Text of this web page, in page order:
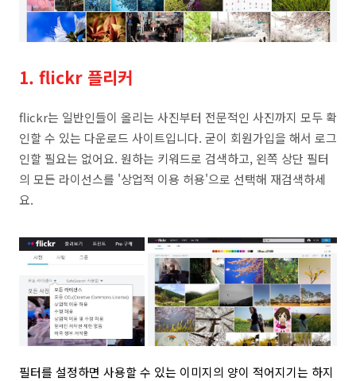
1. flickr 플리커
flickr는 일반인들이 올리는 사진부터 전문적인 사진까지 모두 확
인할 수 있는 다운로드 사이트입니다. 굳이 회원가입을 해서 로그
인할 필요는 없어요. 원하는 키워드로 검색하고, 왼쪽 상단 필터
의 모든 라이선스를 '상업적 이용 허용'으로 선택해 재검색하세
요.
필터를 설정하면 사용할 수 있는 이미지의 양이 적어지기는 하지